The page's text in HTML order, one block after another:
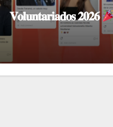
𝐕𝐨𝐥𝐮𝐧𝐭𝐚𝐫𝐢𝐚𝐝𝐨𝐬 𝟐𝟎𝟐𝟔